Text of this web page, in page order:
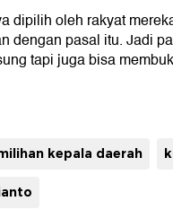
dipilih oleh rakyat
dengan pasal itu. Jadi
tapi juga bisa
kepala daerah